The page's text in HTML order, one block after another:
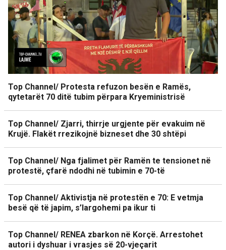
Top Channel/ Protesta refuzon besën e Ramës,
qytetarët 70 ditë tubim përpara Kryeministrisë
Top Channel/ Zjarri, thirrje urgjente për evakuim në
Krujë. Flakët rrezikojnë bizneset dhe 30 shtëpi
Top Channel/ Nga fjalimet për Ramën te tensionet në
protestë, çfarë ndodhi në tubimin e 70-të
Top Channel/ Aktivistja në protestën e 70: E vetmja
besë që të japim, s’largohemi pa ikur ti
Top Channel/ RENEA zbarkon në Korçë. Arrestohet
autori i dyshuar i vrasjes së 20-vjeçarit